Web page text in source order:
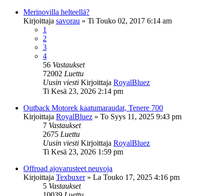
Merinovilla helteellä?
Kirjoittaja savorau » Ti Touko 02, 2017 6:14 am
1
2
3
4
56 Vastaukset
72002 Luettu
Uusin viesti Kirjoittaja RoyalBluez
Ti Kesä 23, 2026 2:14 pm
Outback Motorek kaatumaraudat, Tenere 700
Kirjoittaja RoyalBluez » To Syys 11, 2025 9:43 pm
7 Vastaukset
2675 Luettu
Uusin viesti Kirjoittaja RoyalBluez
Ti Kesä 23, 2026 1:59 pm
Offroad ajovarusteet neuvoja
Kirjoittaja Texbuxer» La Touko 17, 2025 4:16 pm
5 Vastaukset